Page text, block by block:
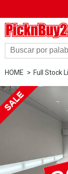
HOME Full Stock